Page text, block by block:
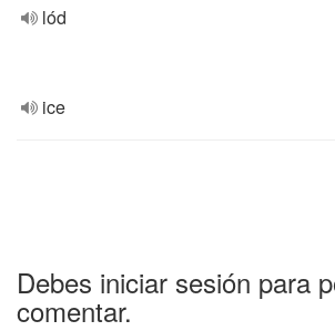
lód
ice
Debes iniciar sesión para
comentar.